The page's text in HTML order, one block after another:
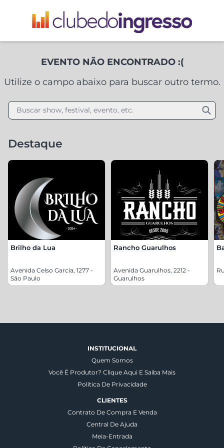
EVENTO NÃO ENCONTRADO :(
Utilize o campo abaixo para buscar outro termo.
Buscar show, festival, evento, etc.
Destaque
Brilho da Lua
Avenida Celso Garcia, 1277 -
São Paulo
Rancho Guarulhos
Avenida Guarulhos, 2212 -
Guarulhos
INSTITUCIONAL
Quem Somos
Você É Produtor? Clique Aqui E Saiba Mais
Política De Privacidade
CLIENTES
Contrato De Compra E Venda
Central De Ajuda
Meia-Entrada